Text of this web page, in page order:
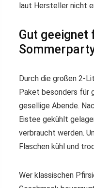
laut Hersteller nicht
Gut geeignet
Durch die großen 2-
Paket besonders für
gesellige Abende.
Eistee gekühlt
verbraucht werden.
Flaschen kühl und
Wer klassischen